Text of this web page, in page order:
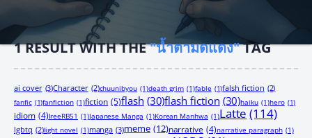
1RESULT WITH THE"น้ำตามดแดง"TAG
ai cover (3)Character (2)chuunibyou (1)death grim (1)fable (1)falsh fiction (2)
fanfic (1)fanfiction (1)fiction (5)flash (30)flash fiction (30)haiku (1)hero (1)
idiom (4)IreeRB51 (1)Japanese Manga (1)Korean Manhwa (1)Latte (114)
lgbtq (2)light novel (1)manga (3)meme (12)narrative (4)narrative paragraph (1)